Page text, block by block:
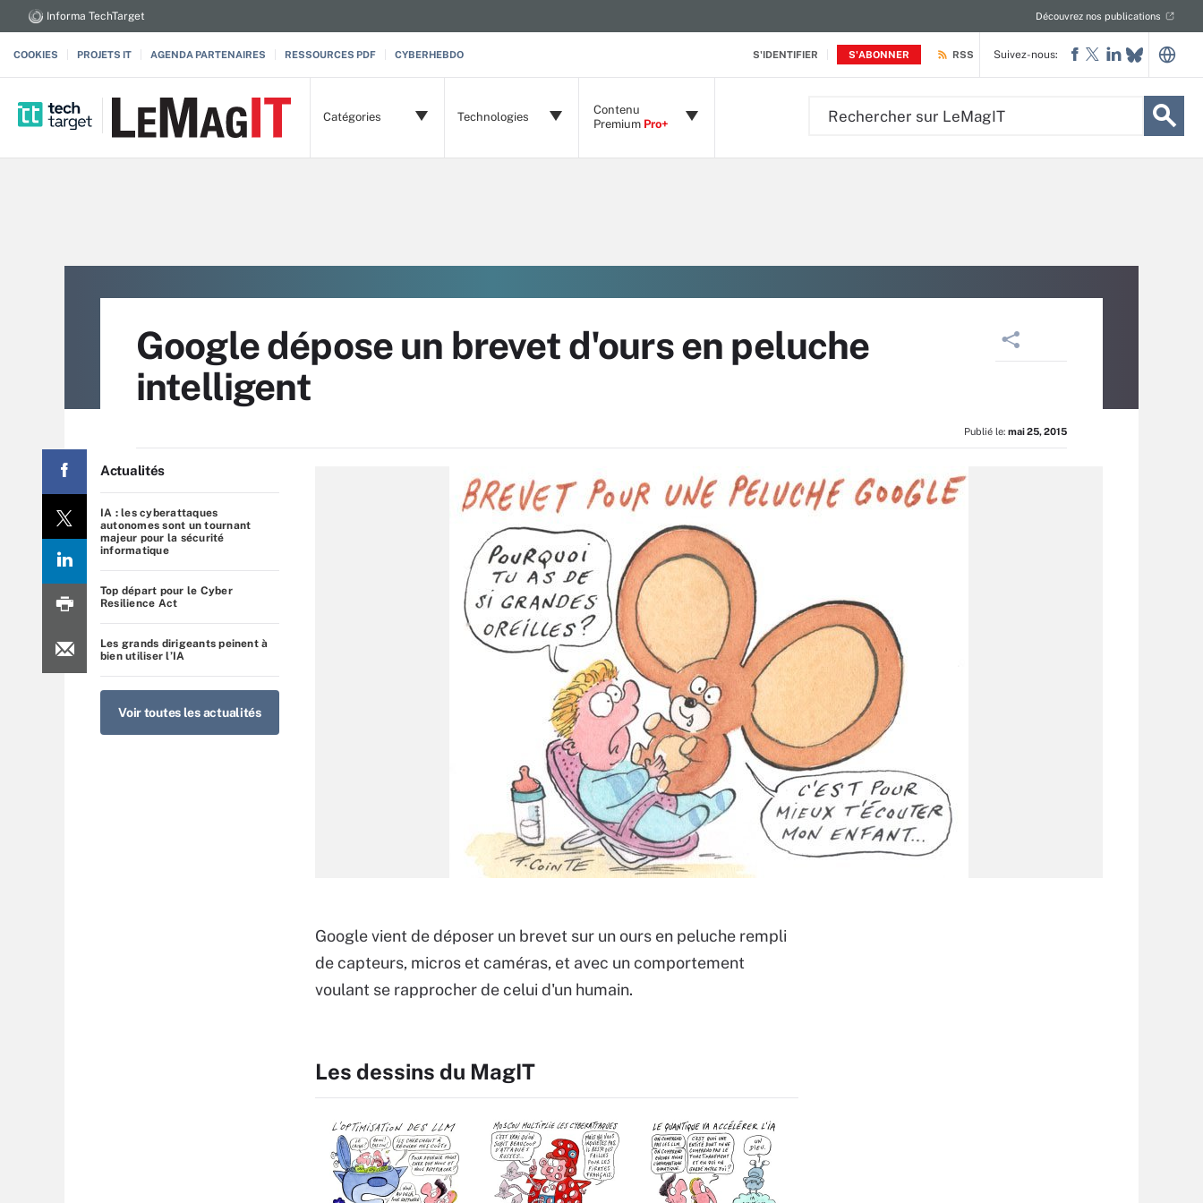
S'IDENTIFIER S'ABONNER
Informa TechTarget Découvrez nos publications
COOKIES PROJETS IT AGENDA PARTENAIRES RESSOURCES PDF CYBERHEBDO RSS
Catégories Technologies
Contenu
Premium Pro+
Suivez-nous:
Google dépose un brevet d'ours en peluche
intelligent
Publié le: mai 25, 2015
Actualités
IA : les cyberattaques
autonomes sont un tournant
majeur pour la sécurité
informatique
Top départ pour le Cyber
Resilience Act
Les grands dirigeants peinent à
bien utiliser l’IA
Voir toutes les actualités
Google vient de déposer un brevet sur un ours en peluche rempli
de capteurs, micros et caméras, et avec un comportement
voulant se rapprocher de celui d'un humain.
Les dessins du MagIT